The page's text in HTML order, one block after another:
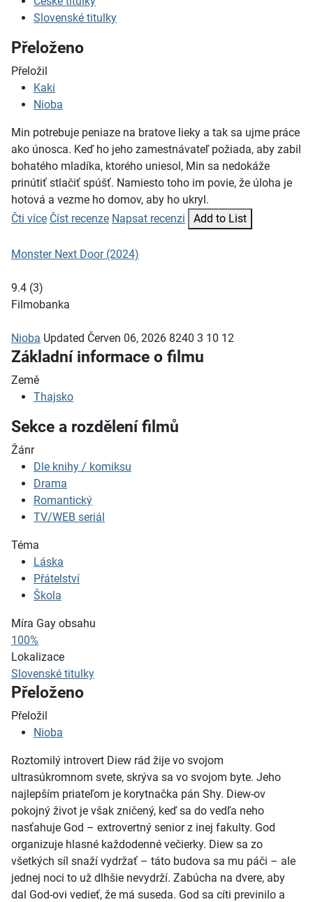
Slovenské titulky
Přeloženo
Přeložil
Kaki
Nioba
Min potrebuje peniaze na bratove lieky a tak sa ujme práce
ako únosca. Keď ho jeho zamestnávateľ požiada, aby zabil
bohatého mladíka, ktorého uniesol, Min sa nedokáže
prinútiť stlačiť spúšť. Namiesto toho im povie, že úloha je
hotová a vezme ho domov, aby ho ukryl.
Čti více Číst recenze Napsat recenzi Add to List
Monster Next Door (2024)
9.4 (3)
Filmobanka
Nioba Updated Červen 06, 2026 8240 3 10 12
Základní informace o filmu
Země
Thajsko
Sekce a rozdělení filmů
Žánr
Dle knihy / komiksu
Drama
Romantický
TV/WEB seriál
Téma
Láska
Přátelství
Škola
Míra Gay obsahu
100%
Lokalizace
Slovenské titulky
Přeloženo
Přeložil
Nioba
Roztomilý introvert Diew rád žije vo svojom
ultrasúkromnom svete, skrýva sa vo svojom byte. Jeho
najlepším priateľom je korytnačka pán Shy. Diew-ov
pokojný život je však zničený, keď sa do vedľa neho
nasťahuje God – extrovertný senior z inej fakulty. God
organizuje hlasné každodenné večierky. Diew sa zo
všetkých síl snaží vydržať – táto budova sa mu páči – ale
jednej noci to už dlhšie nevydrží. Zabúcha na dvere, aby
dal God-ovi vedieť, že má suseda. God sa cíti previnilo a